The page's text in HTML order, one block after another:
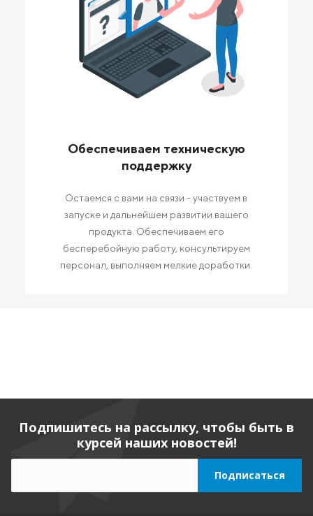
Обеспечиваем техническую
поддержку
Остаемся с вами на связи - участвуем в
запуске и дальнейшем развитии вашего
продукта. Обеспечиваем его
бесперебойную работу, консультируем
персонал, выполняем мелкие доработки.
Подпишитесь на рассылку, чтобы быть в
курсей наших новостей!